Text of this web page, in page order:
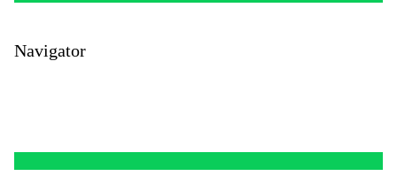
Navigator